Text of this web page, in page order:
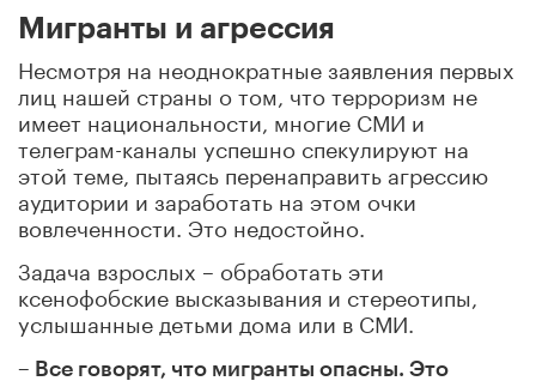
Мигранты и агрессия
Несмотря на неоднократные заявления первых
лиц нашей страны о том, что терроризм не
имеет национальности, многие СМИ и
телеграм-каналы успешно спекулируют на
этой теме, пытаясь перенаправить агрессию
аудитории и заработать на этом очки
вовлеченности. Это недостойно.
Задача взрослых – обработать эти
ксенофобские высказывания и стереотипы,
услышанные детьми дома или в СМИ.
– Все говорят, что мигранты опасны. Это